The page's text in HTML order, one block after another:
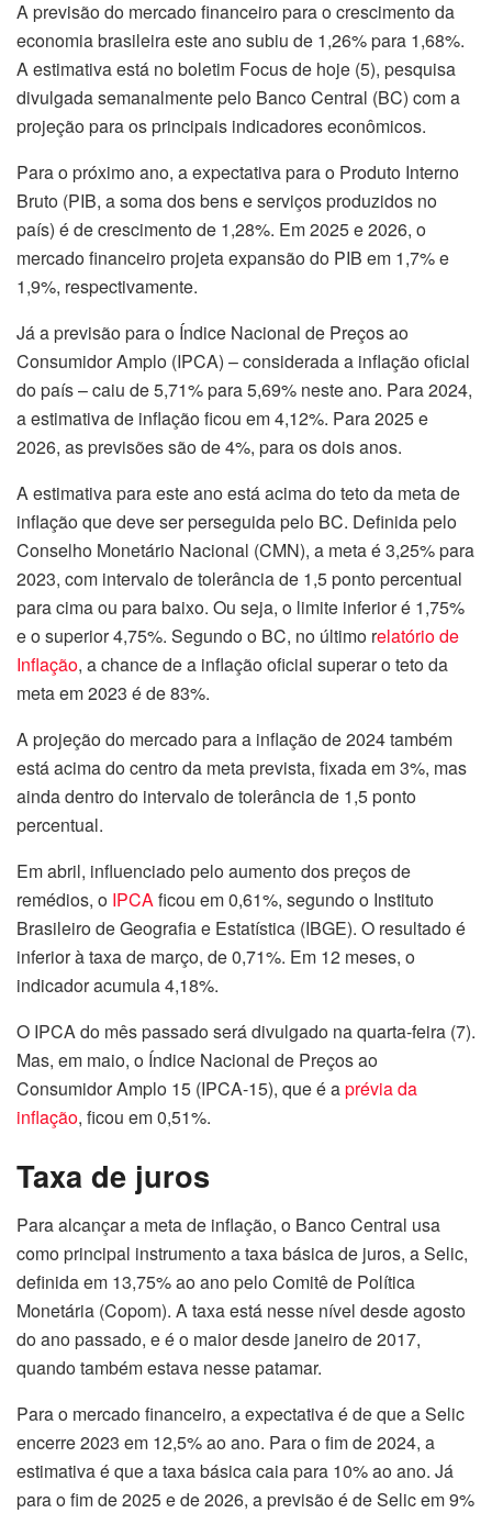
A previsão do mercado financeiro para o crescimento da
economia brasileira este ano subiu de 1,26% para 1,68%.
A estimativa está no boletim Focus de hoje (5), pesquisa
divulgada semanalmente pelo Banco Central (BC) com a
projeção para os principais indicadores econômicos.
Para o próximo ano, a expectativa para o Produto Interno
Bruto (PIB, a soma dos bens e serviços produzidos no
país) é de crescimento de 1,28%. Em 2025 e 2026, o
mercado financeiro projeta expansão do PIB em 1,7% e
1,9%, respectivamente.
Já a previsão para o Índice Nacional de Preços ao
Consumidor Amplo (IPCA) – considerada a inflação oficial
do país – caiu de 5,71% para 5,69% neste ano. Para 2024,
a estimativa de inflação ficou em 4,12%. Para 2025 e
2026, as previsões são de 4%, para os dois anos.
A estimativa para este ano está acima do teto da meta de
inflação que deve ser perseguida pelo BC. Definida pelo
Conselho Monetário Nacional (CMN), a meta é 3,25% para
2023, com intervalo de tolerância de 1,5 ponto percentual
para cima ou para baixo. Ou seja, o limite inferior é 1,75%
e o superior 4,75%. Segundo o BC, no último relatório de
Inflação, a chance de a inflação oficial superar o teto da
meta em 2023 é de 83%.
A projeção do mercado para a inflação de 2024 também
está acima do centro da meta prevista, fixada em 3%, mas
ainda dentro do intervalo de tolerância de 1,5 ponto
percentual.
Em abril, influenciado pelo aumento dos preços de
remédios, o IPCA ficou em 0,61%, segundo o Instituto
Brasileiro de Geografia e Estatística (IBGE). O resultado é
inferior à taxa de março, de 0,71%. Em 12 meses, o
indicador acumula 4,18%.
O IPCA do mês passado será divulgado na quarta-feira (7).
Mas, em maio, o Índice Nacional de Preços ao
Consumidor Amplo 15 (IPCA-15), que é aprévia da
inflação, ficou em 0,51%.
Taxa de juros
Para alcançar a meta de inflação, o Banco Central usa
como principal instrumento a taxa básica de juros, a Selic,
definida em 13,75% ao ano pelo Comitê de Política
Monetária (Copom). A taxa está nesse nível desde agosto
do ano passado, e é o maior desde janeiro de 2017,
quando também estava nesse patamar.
Para o mercado financeiro, a expectativa é de que a Selic
encerre 2023 em 12,5% ao ano. Para o fim de 2024, a
estimativa é que a taxa básica caia para 10% ao ano. Já
para o fim de 2025 e de 2026, a previsão é de Selic em 9%